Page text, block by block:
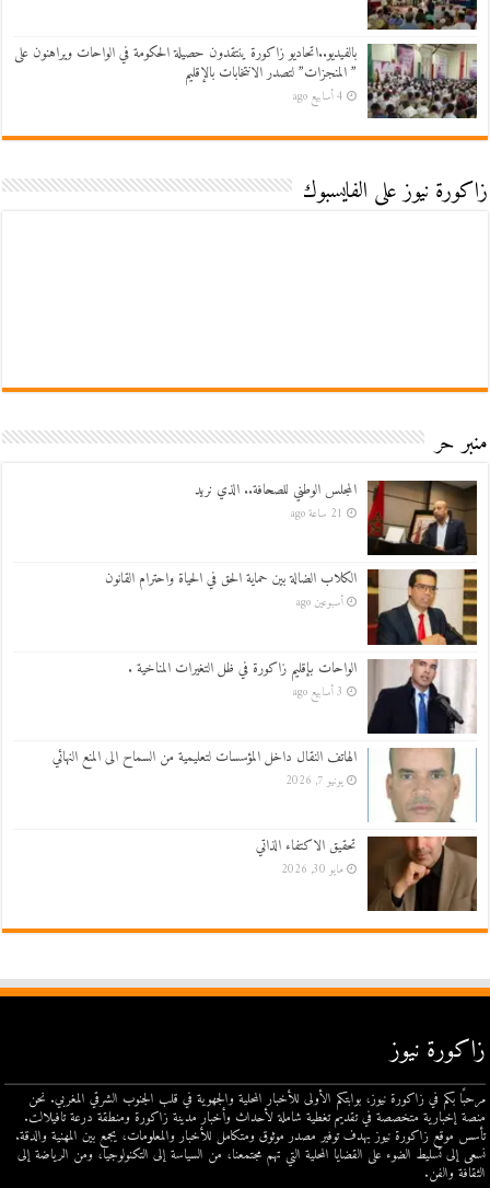
بالفيديو..اتحاديو زاكورة ينتقدون حصيلة الحكومة في الواحات ويراهنون على
” المنجزات” لتصدر الانتخابات بالإقليم
4 أسابيع ago
زاكورة نيوز على الفايسبوك
منبر حر
المجلس الوطني للصحافة.. الذي نريد
21 ساعة ago
الكلاب الضالة بين حماية الحق في الحياة واحترام القانون
أسبوعين ago
الواحات بإقليم زاكورة في ظل التغيرات المناخية .
3 أسابيع ago
الهاتف النقال داخل المؤسسات لتعليمية من السماح الى المنع النهائي
يونيو 7, 2026
تحقيق الاكتفاء الذاتي
مايو 30, 2026
زاكورة نيوز
مرحبًا بكم في زاكورة نيوز، بوابتكم الأولى للأخبار المحلية والجهوية في قلب الجنوب الشرقي المغربي. نحن
منصة إخبارية متخصصة في تقديم تغطية شاملة لأحداث وأخبار مدينة زاكورة ومنطقة درعة تافيلالت.
تأسس موقع زاكورة نيوز بهدف توفير مصدر موثوق ومتكامل للأخبار والمعلومات، يجمع بين المهنية والدقة.
نسعى إلى تسليط الضوء على القضايا المحلية التي تهم مجتمعنا، من السياسة إلى التكنولوجيا، ومن الرياضة إلى
الثقافة والفن.